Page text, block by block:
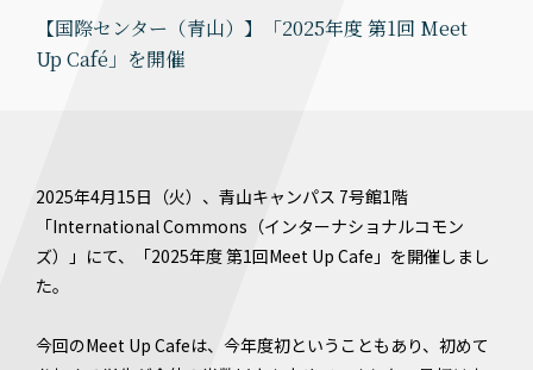
【国際センター（青山）】「2025年度 第1回 Meet
Up Café」を開催
2025年4月15日（火）、青山キャンパス 7号館1階
「International Commons（インターナショナルコモン
ズ）」にて、「2025年度 第1回Meet Up Cafe」を開催しまし
た。
今回のMeet Up Cafeは、今年度初ということもあり、初めて